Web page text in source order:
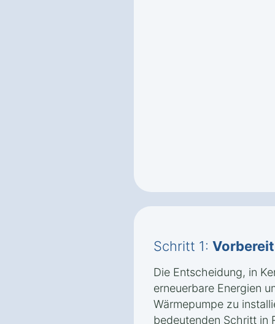
Schritt 1:
Die Entscheidung, in
erneuerbare Energien
Wärmepumpe zu
bedeutenden Schritt in